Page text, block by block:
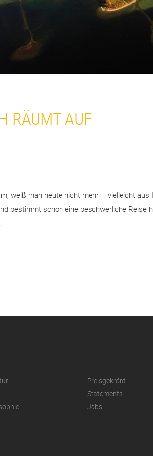
RÄUMT AUF
weiß man heute nicht mehr – vielleicht
bestimmt schon eine beschwerliche
Preisgekrönt
Statements
Jobs